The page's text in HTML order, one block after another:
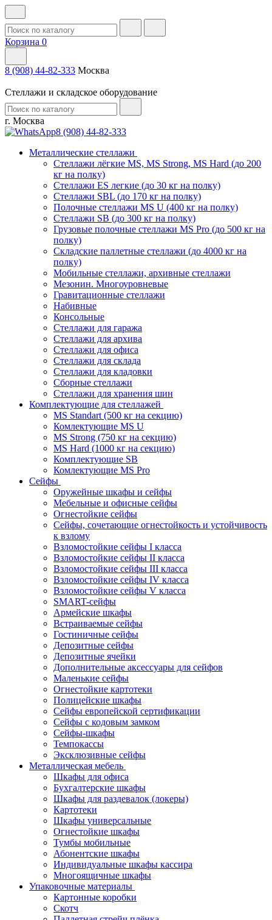
Корзина 0
8 (908) 44-82-333 Москва
Стеллажи и складское оборудование
г. Москва
8 (908) 44-82-333
Металлические стеллажи
Стеллажи лёгкие MS, MS Strong, MS Hard (до 200
кг на полку)
Стеллажи ES легкие (до 30 кг на полку)
Стеллажи SBL (до 170 кг на полку)
Полочные стеллажи MS U (400 кг на полку)
Стеллажи SB (до 300 кг на полку)
Грузовые полочные стеллажи MS Pro (до 500 кг на
полку)
Складские паллетные стеллажи (до 4000 кг на
полку)
Мобильные стеллажи, архивные стеллажи
Мезонин. Многоуровневые
Гравитационные стеллажи
Набивные
Консольные
Стеллажи для гаража
Стеллажи для архива
Стеллажи для офиса
Стеллажи для склада
Стеллажи для кладовки
Сборные стеллажи
Стеллажи для хранения шин
Комплектующие для стеллажей
MS Standart (500 кг на секцию)
Комлектующие MS U
MS Strong (750 кг на секцию)
MS Hard (1000 кг на секцию)
Комплектующие SB
Комлектующие MS Pro
Сейфы
Оружейные шкафы и сейфы
Мебельные и офисные сейфы
Огнестойкие сейфы
Сейфы, сочетающие огнестойкость и устойчивость
к взлому
Взломостойкие сейфы I класса
Взломостойкие сейфы II класса
Взломостойкие сейфы III класса
Взломостойкие сейфы IV класса
Взломостойкие сейфы V класса
SMART-сейфы
Армейские шкафы
Встраиваемые сейфы
Гостиничные сейфы
Депозитные сейфы
Депозитные ячейки
Дополнительные аксессуары для сейфов
Маленькие сейфы
Огнестойкие картотеки
Полицейские шкафы
Сейфы европейской сертификации
Сейфы с кодовым замком
Сейфы-шкафы
Темпокассы
Эксклюзивные сейфы
Металлическая мебель
Шкафы для офиса
Бухгалтерские шкафы
Шкафы для раздевалок (локеры)
Картотеки
Шкафы универсальные
Огнестойкие шкафы
Тумбы мобильные
Абонентские шкафы
Индивидуальные шкафы кассира
Многоящичные шкафы
Упаковочные материалы
Картонные коробки
Скотч